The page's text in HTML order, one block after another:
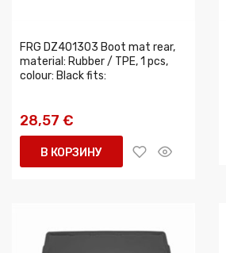
FRG DZ401303 Boot mat rear,
material: Rubber / TPE, 1 pcs,
colour: Black fits:
28,57 €
В КОРЗИНУ